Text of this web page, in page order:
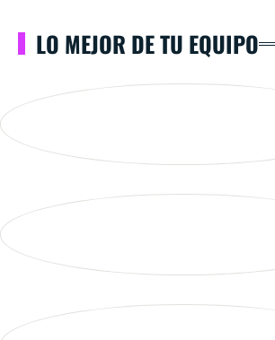
LO MEJOR DE TU EQUIPO